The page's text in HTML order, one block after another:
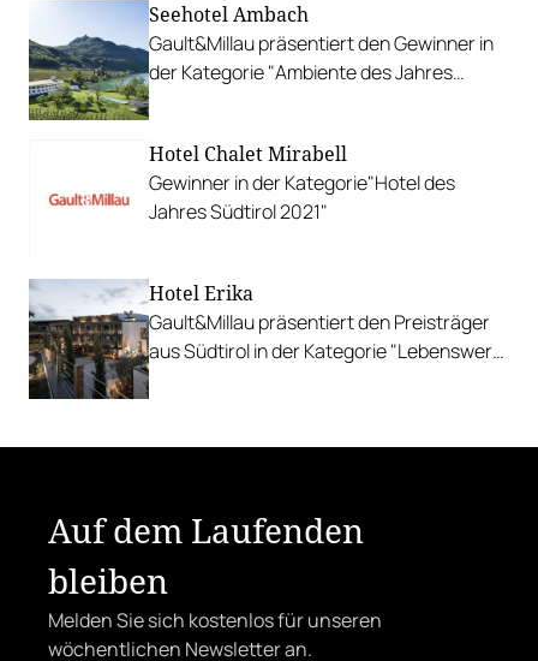
Seehotel Ambach
Gault&Millau präsentiert den Gewinner in
der Kategorie "Ambiente des Jahres
Hotel Chalet Mirabell
Gewinner in der Kategorie"Hotel des
Jahres Südtirol 2021"
Hotel Erika
Gault&Millau präsentiert den Preisträger
aus Südtirol in der Kategorie "Lebenswerk
Auf dem Laufenden
bleiben
Melden Sie sich kostenlos für unseren
wöchentlichen Newsletter an.